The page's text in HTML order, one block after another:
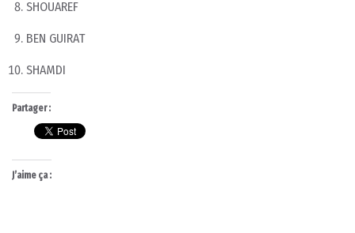
SHOUAREF
BEN GUIRAT
SHAMDI
Partager :
J’aime ça :